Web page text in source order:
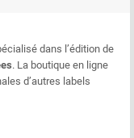
dans l’édition de
. La boutique en ligne
d’autres labels